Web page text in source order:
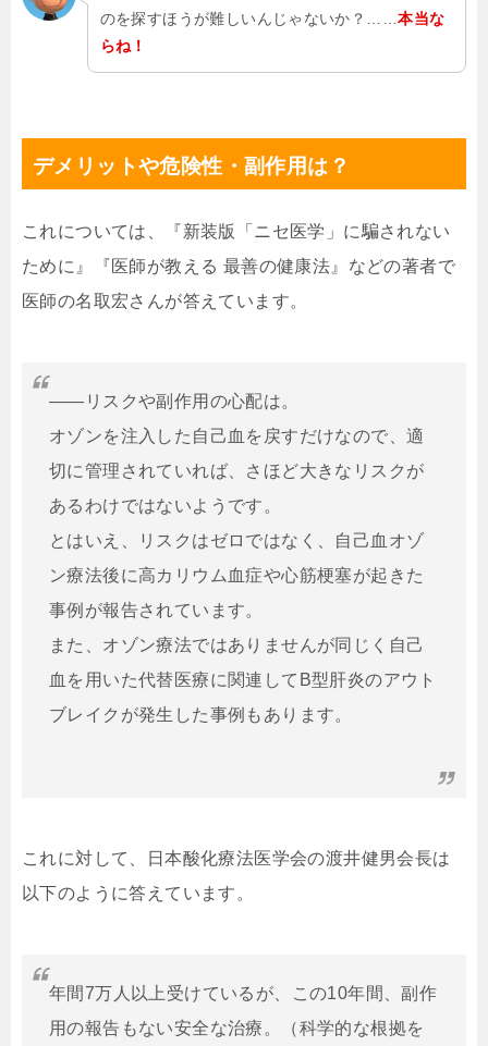
のを探すほうが難しいんじゃないか？……本当な
らね！
デメリットや危険性・副作用は？
これについては、『新装版「ニセ医学」に騙されない
ために』『医師が教える 最善の健康法』などの著者で
医師の名取宏さんが答えています。
――リスクや副作用の心配は。
オゾンを注入した自己血を戻すだけなので、適
切に管理されていれば、さほど大きなリスクが
あるわけではないようです。
とはいえ、リスクはゼロではなく、自己血オゾ
ン療法後に高カリウム血症や心筋梗塞が起きた
事例が報告されています。
また、オゾン療法ではありませんが同じく自己
血を用いた代替医療に関連してB型肝炎のアウト
ブレイクが発生した事例もあります。
これに対して、日本酸化療法医学会の渡井健男会長は
以下のように答えています。
年間7万人以上受けているが、この10年間、副作
用の報告もない安全な治療。（科学的な根拠を